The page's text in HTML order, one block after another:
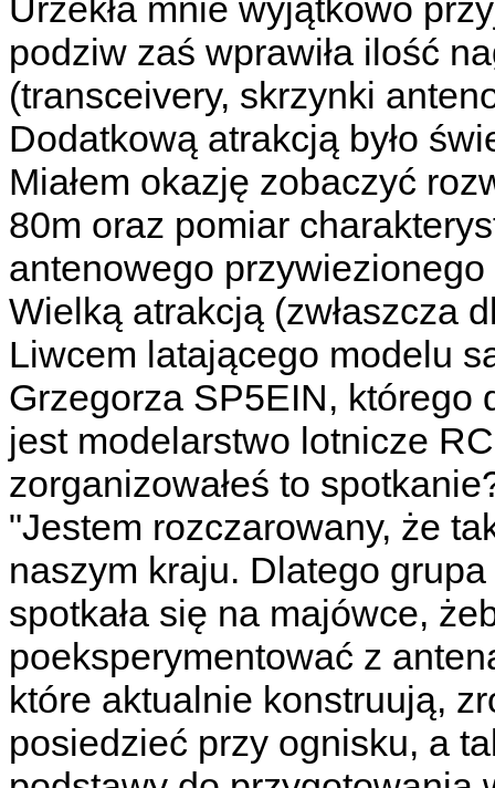
Urzekła mnie wyjątkowo
podziw zaś wprawiła ilość
(transceivery, skrzynki
Dodatkową atrakcją było
Miałem okazję zobaczyć
80m oraz pomiar
antenowego
Wielką atrakcją (zwłaszcza
Liwcem latającego modelu
Grzegorza SP5EIN, którego
jest modelarstwo lotnicze
zorganizowałeś to
"Jestem rozczarowany, że
naszym kraju. Dlatego
spotkała się na majówce,
poeksperymentować z
które aktualnie konstruują,
posiedzieć przy ognisku, a